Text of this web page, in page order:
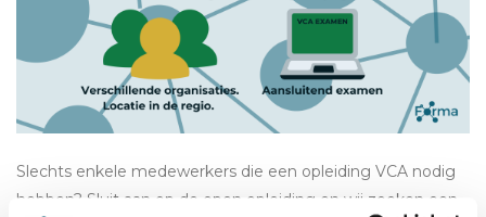
Slechts enkele medewerkers die een opleiding VCA nodig
hebben? Sluit aan op de open opleiding en wij zoeken een